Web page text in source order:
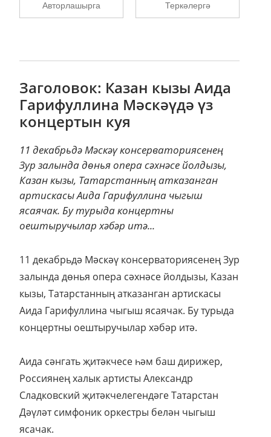
Авторлашырга Теркәлергә
Заголовок: Казан кызы Аида
Гарифуллина Мәскәүдә үз
концертын куя
11 декабрьдә Мәскәү консерваториясенең
Зур залында дөнья опера сәхнәсе йолдызы,
Казан кызы, Татарстанның атказанган
артискасы Аида Гарифуллина чыгыш
ясаячак. Бу турыда концертны
оештыручылар хәбәр итә...
11 декабрьдә Мәскәү консерваториясенең Зур
залында дөнья опера сәхнәсе йолдызы, Казан
кызы, Татарстанның атказанган артискасы
Аида Гарифуллина чыгыш ясаячак. Бу турыда
концертны оештыручылар хәбәр итә.
Аида сәнгать җитәкчесе һәм баш дирижер,
Россиянең халык артисты Александр
Сладковский җитәкчелегендәге Татарстан
Дәүләт симфоник оркестры белән чыгыш
ясачак.